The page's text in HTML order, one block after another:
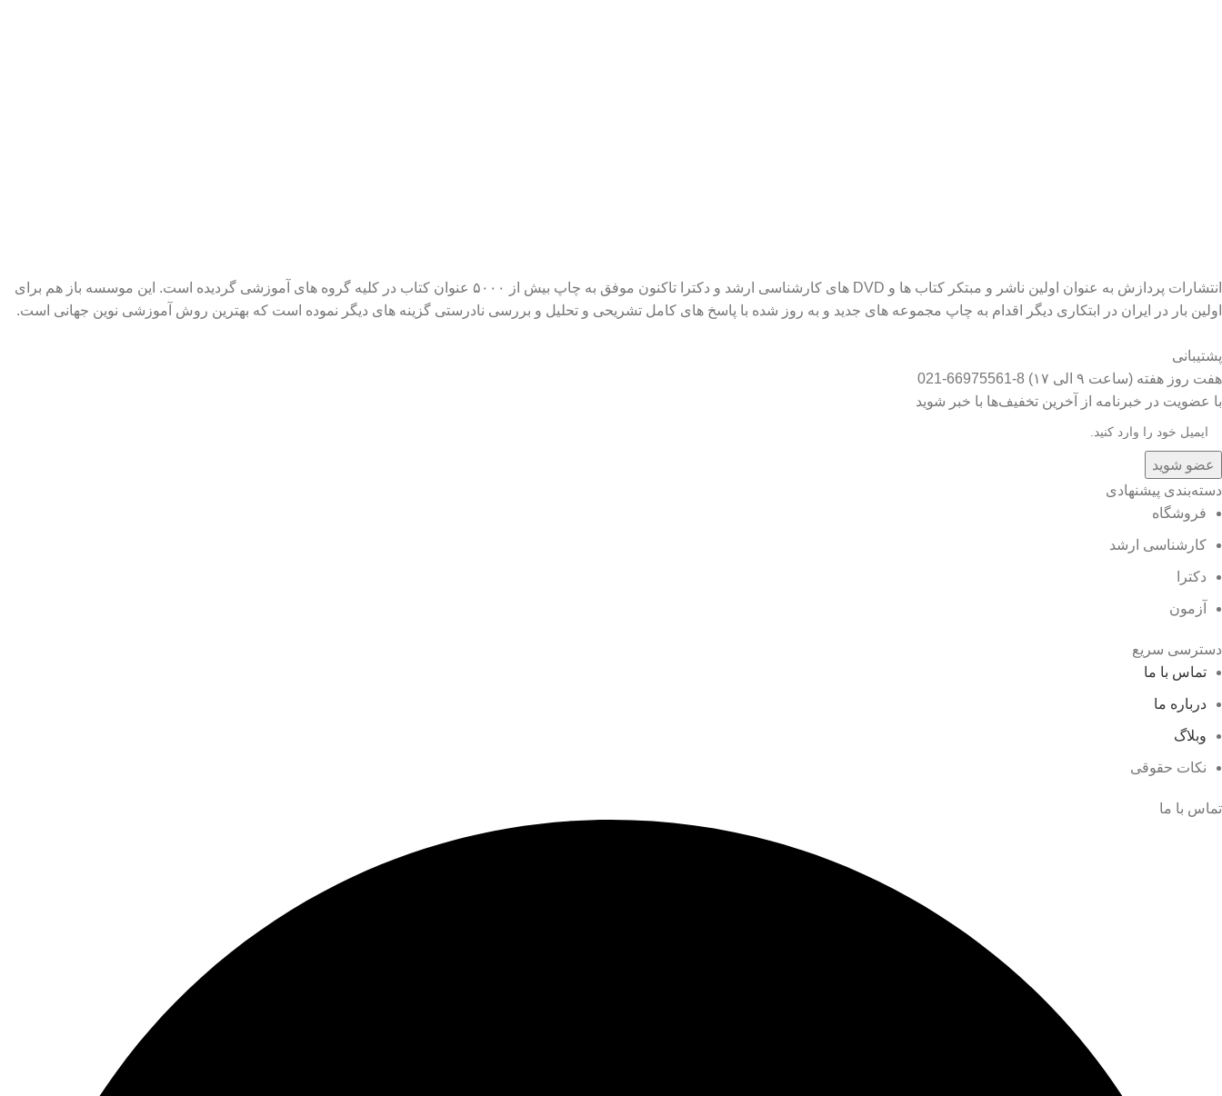
انتشارات پردازش به عنوان اولین ناشر و مبتکر کتاب ها و DVD های کارشناسی ارشد و دکترا تاکنون موفق به چاپ بیش از ۵۰۰۰ عنوان کتاب در کلیه گروه های آموزشی گردیده است. این موسسه باز هم برای
اولین بار در ایران در ابتکاری دیگر اقدام به چاپ مجموعه های جدید و به روز شده با پاسخ های کامل تشریحی و تحلیل و بررسی نادرستی گزینه های دیگر نموده است که بهترین روش آموزشی نوین جهانی است.
پشتیبانی
هفت روز هفته (ساعت ۹ الی ۱۷) 8-66975561-021
با عضویت در خبرنامه از آخرین تخفیف‌ها با خبر شوید
عضو شوید
دسته‌بندی پیشنهادی
فروشگاه
کارشناسی ارشد
دکترا
آزمون
دسترسی سریع
تماس با ما
درباره ما
وبلاگ
نکات حقوقی
تماس با ما